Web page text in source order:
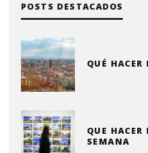
POSTS DESTACADOS
QUÉ
QUE
SEMANA